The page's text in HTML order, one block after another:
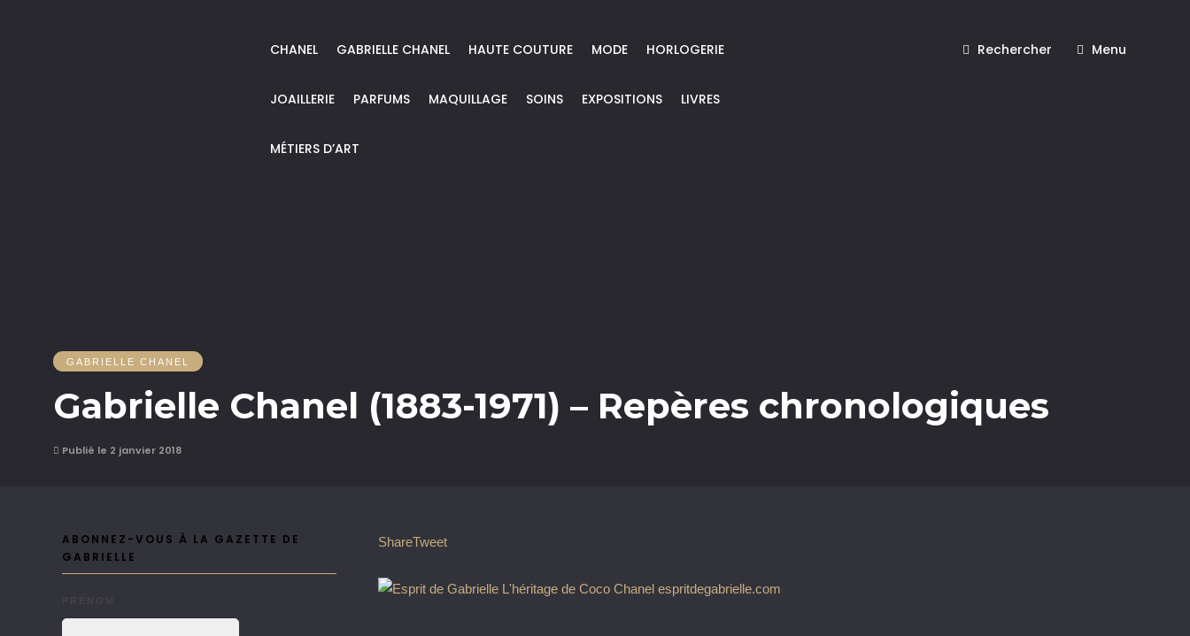
CHANEL GABRIELLE CHANEL HAUTE COUTURE MODE HORLOGERIE
JOAILLERIE PARFUMS MAQUILLAGE SOINS EXPOSITIONS LIVRES
MÉTIERS D’ART
Rechercher Menu
GABRIELLE CHANEL
Gabrielle Chanel (1883-1971) – Repères chronologiques
Publié le 2 janvier 2018
ShareTweet
ABONNEZ-VOUS À LA GAZETTE DE
GABRIELLE